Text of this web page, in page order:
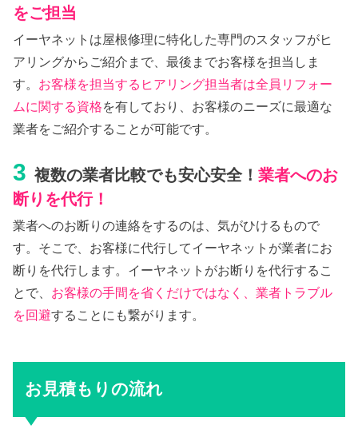
をご担当
イーヤネットは屋根修理に特化した専門のスタッフがヒ
アリングからご紹介まで、最後までお客様を担当しま
す。 お客様を担当するヒアリング担当者は全員リフォー
ムに関する資格を有しており、お客様のニーズに最適な
業者をご紹介することが可能です。
3 複数の業者比較でも安心安全！業者へのお
断りを代行！
業者へのお断りの連絡をするのは、気がひけるもので
す。そこで、お客様に代行してイーヤネットが業者にお
断りを代行します。イーヤネットがお断りを代行するこ
とで、 お客様の手間を省くだけではなく、業者トラブル
を回避することにも繋がります。
お見積もりの流れ